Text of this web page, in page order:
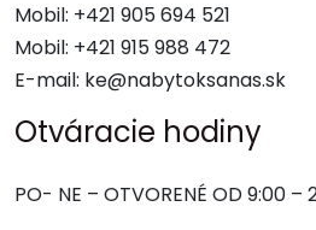
Mobil: +421 905 694 521
Mobil: +421 915 988 472
E-mail: ke@nabytoksanas.sk
Otváracie hodiny
PO- NE – OTVORENÉ OD 9:00 –